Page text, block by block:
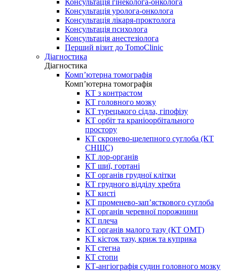
Консультація гінеколога-онколога
Консультація уролога-онколога
Консультація лікаря-проктолога
Консультація психолога
Консультація анестезіолога
Перший візит до TomoClinic
Діагностика
Діагностика
Комп’ютерна томографія
Комп’ютерна томографія
КТ з контрастом
КТ головного мозку
КТ турецького сідла, гіпофізу
КТ орбіт та краніоорбітального
простору
КТ скронево-щелепного суглоба (КТ
СНЩС)
КТ лор-органів
КТ шиї, гортані
КТ органів грудної клітки
КТ грудного відділу хребта
КТ кисті
КТ променево-зап’ясткового суглоба
КТ органів черевної порожнини
КТ плеча
КТ органів малого тазу (КТ ОМТ)
КТ кісток тазу, криж та куприка
КТ стегна
КТ стопи
КТ-ангіографія судин головного мозку